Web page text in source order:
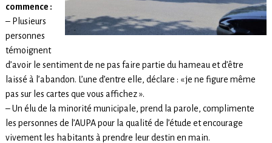
commence :
– Plusieurs
personnes
témoignent
d’avoir le sentiment de ne pas faire partie du hameau et d’être
laissé à l’abandon. L’une d’entre elle, déclare : « je ne figure même
pas sur les cartes que vous affichez ».
– Un élu de la minorité municipale, prend la parole, complimente
les personnes de l’AUPA pour la qualité de l’étude et encourage
vivement les habitants à prendre leur destin en main.